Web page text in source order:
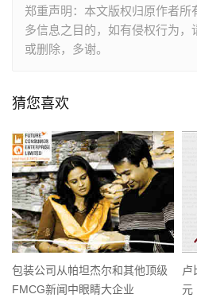
郑重声明：本文版权归原作者所
多信息之目的，如有侵权行为，
或删除，多谢。
猜您喜欢
包装公司从帕坦杰尔和其他顶级
FMCG新闻中眼睛大企业
卢
元